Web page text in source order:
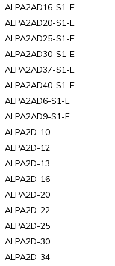
ALPA2AD16-S1-E
ALPA2AD20-S1-E
ALPA2AD25-S1-E
ALPA2AD30-S1-E
ALPA2AD37-S1-E
ALPA2AD40-S1-E
ALPA2AD6-S1-E
ALPA2AD9-S1-E
ALPA2D-10
ALPA2D-12
ALPA2D-13
ALPA2D-16
ALPA2D-20
ALPA2D-22
ALPA2D-25
ALPA2D-30
ALPA2D-34